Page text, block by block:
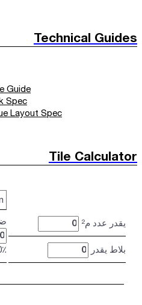
Technical Guides
Guide
Spec
Layout Spec
Tile Calculator
يقدر عدد م²
10٪ بلاط يقدر